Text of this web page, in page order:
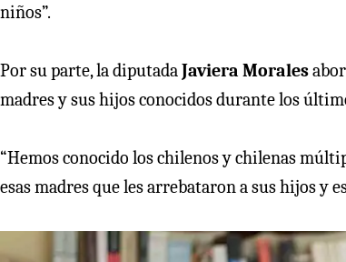
niños”.
Por su parte, la diputadaJaviera Morales
madres y sus hijos conocidos durante los
“Hemos conocido los chilenos y chilenas
esas madres que les arrebataron a sus hijos y